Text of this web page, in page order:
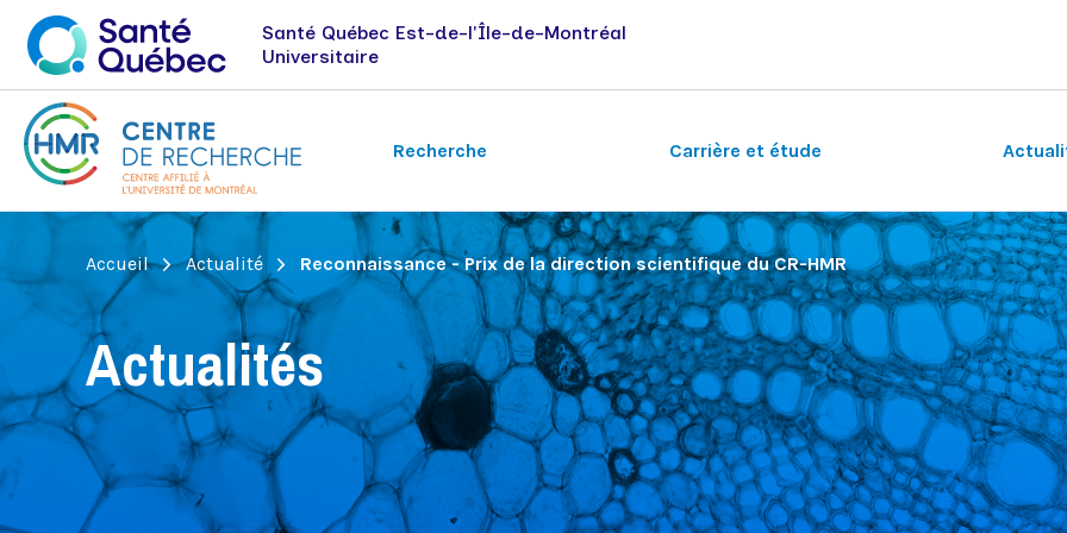
Santé Québec Est-de-l'Île-de-Montréal
Universitaire
Recherche
Axes de recherche
Immunologie et oncologie
Néphrologie
Santé de la vision
Recherche évaluative et expérience
patient
Autres domaines de recherche
Musculo-squelettique
Carrière et étude
Emplois et stages Vie étudiante
Nouvelles Séminaires du vendredi
Fil
d'Ariane
Accueil Actualité Reconnaissance - Prix de la direction scientifique du CR-HMR
Actualités